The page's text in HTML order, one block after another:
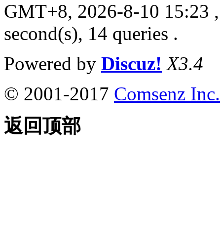
GMT+8, 2026-8-10 15:23
second(s), 14 queries .
Powered by Discuz! X3.4
© 2001-2017 Comsenz Inc.
返回顶部